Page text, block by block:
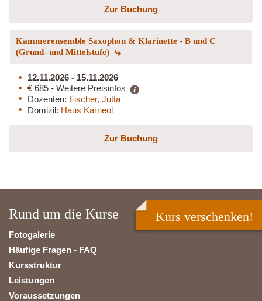
Zur Buchung
Kammerensemble Saxophon & Klarinette - B und C
(Grund- und Mittelstufe)
12.11.2026 - 15.11.2026
€ 685 - Weitere Preisinfos
Dozenten: Fischer, Jutta
Domizil: Haus Karneol
Zur Buchung
Rund um die Kurse
Fotogalerie
Häufige Fragen - FAQ
Kursstruktur
Leistungen
Voraussetzungen
Kurs verschenken!